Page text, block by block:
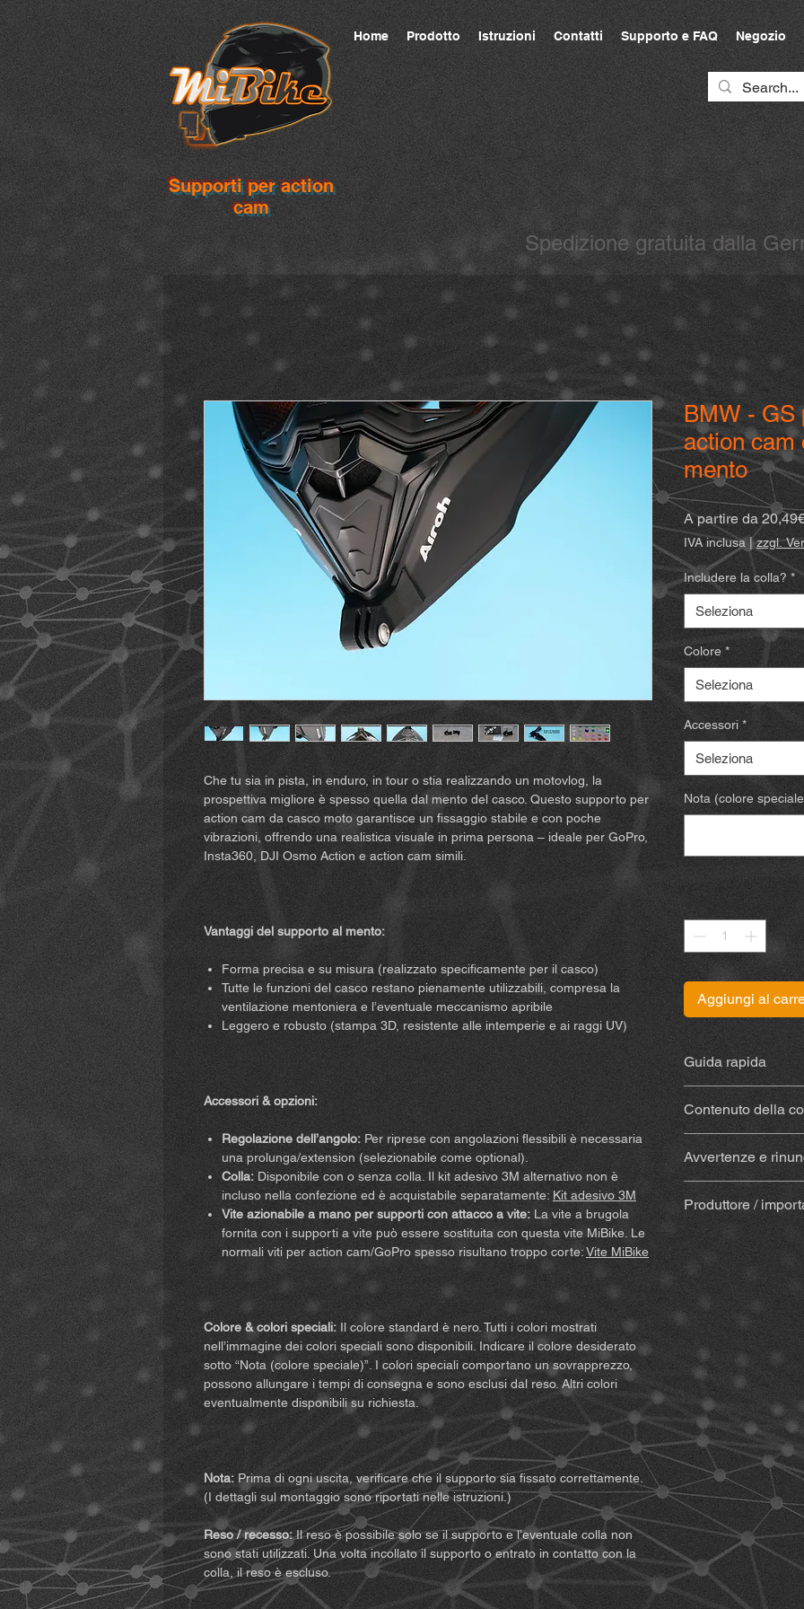
Supporti per action
cam
Spedizione gratuita dalla
Home Prodotto Istruzioni Contatti Supporto e FAQ Negozio
Che tu sia in pista, in enduro, in tour o stia realizzando un motovlog, la
prospettiva migliore è spesso quella dal mento del casco. Questo supporto per
action cam da casco moto garantisce un fissaggio stabile e con poche
vibrazioni, offrendo una realistica visuale in prima persona – ideale per GoPro,
Insta360, DJI Osmo Action e action cam simili.
Vantaggi del supporto al mento:
Forma precisa e su misura (realizzato specificamente per il casco)
Tutte le funzioni del casco restano pienamente utilizzabili, compresa la
ventilazione mentoniera e l’eventuale meccanismo apribile
Leggero e robusto (stampa 3D, resistente alle intemperie e ai raggi UV)
Accessori & opzioni:
Regolazione dell’angolo: Per riprese con angolazioni flessibili è necessaria
una prolunga/extension (selezionabile come optional).
Colla:Disponibile con o senza colla. Il kit adesivo 3M alternativo non è
incluso nella confezione ed è acquistabile separatamente: Kit adesivo 3M
Vite azionabile a mano per supporti con attacco a vite: La vite a brugola
fornita con i supporti a vite può essere sostituita con questa vite MiBike. Le
normali viti per action cam/GoPro spesso risultano troppo corte:Vite MiBike
Colore & colori speciali: Il colore standard è nero. Tutti i colori mostrati
nell’immagine dei colori speciali sono disponibili. Indicare il colore desiderato
sotto “Nota (colore speciale)”. I colori speciali comportano un sovrapprezzo,
possono allungare i tempi di consegna e sono esclusi dal reso. Altri colori
eventualmente disponibili su richiesta.
Nota: Prima di ogni uscita, verificare che il supporto sia fissato correttamente.
(I dettagli sul montaggio sono riportati nelle istruzioni.)
Reso / recesso:Il reso è possibile solo se il supporto e l’eventuale colla non
sono stati utilizzati. Una volta incollato il supporto o entrato in contatto con la
colla, il reso è escluso.
BMW - GS
action cam
mento
A partire da
IVA inclusa |zzgl.
Includere la colla? *
Seleziona
Colore *
Seleziona
Accessori *
Seleziona
Nota (colore
Quantità
Aggiungi al
Guida rapida
Le istruzioni sono
Contenuto della
Supporto
materiale
Con colla(Sugru)
tampone alcolico
bastoncini in
insieme alla
variare nel caso
Set accessori
prolunga) – se
Per supporti
Per varianti
Quickclip
Note:A causa dei
possono comparire
sono comunque
possibile testare
reali, il componente
campione.
Avvertenze e
Acquistando e
importanti diritti
Assicuratevi quindi
condizioni prima di
prodotto, accettate il
qualsiasi pretesa.
del presente
un rimborso
1. Dovete
rischi (compresi
improprio vostro o
sorgere durante
2. Dovete
consenta l’uso del
fisiche
attrezzature che
prodotto. Dovete
limiti le vostre
sicurezza.
3. Dovete essere
la responsabilità
4. Dovete leggere
avvertenze e
Produttore /
MiBike - Mike
Witten, www.mibike.de